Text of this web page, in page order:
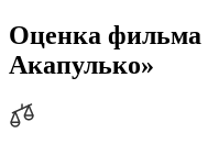
Оценка фильма
Акапулько»